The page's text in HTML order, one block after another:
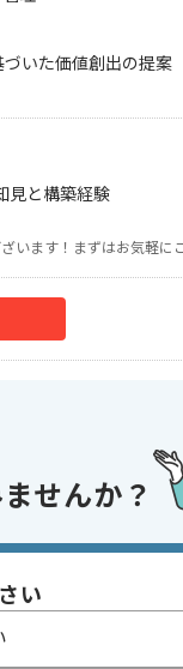
いた価値創出の提案
見と構築経験
います！まずはお気軽に
せんか？
い